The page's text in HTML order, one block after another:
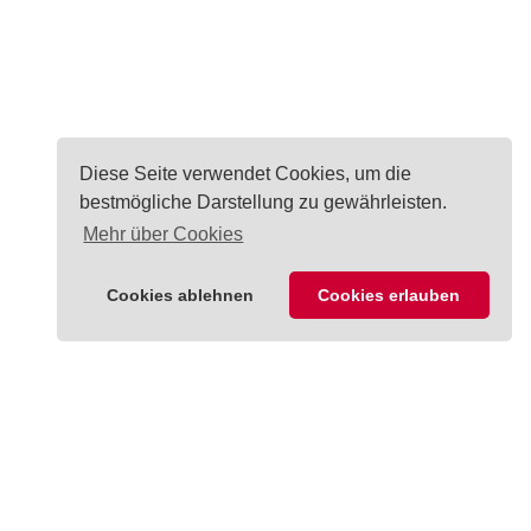
Diese Seite verwendet Cookies, um die
bestmögliche Darstellung zu gewährleisten.
Mehr über Cookies
Cookies ablehnen Cookies erlauben